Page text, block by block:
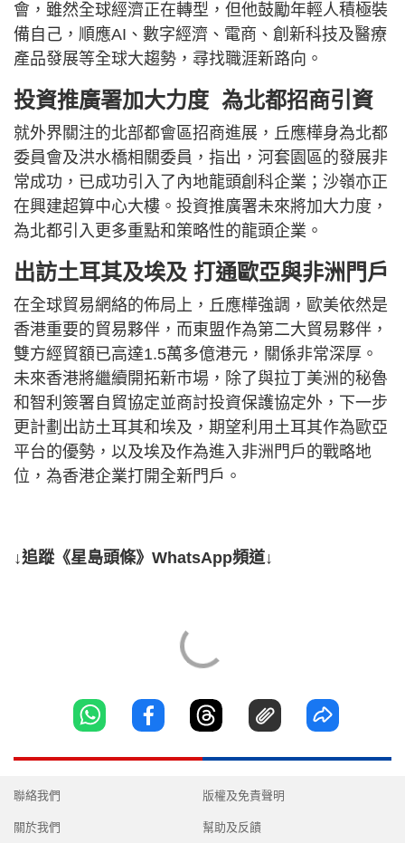
會，雖然全球經濟正在轉型，但他鼓勵年輕人積極裝
備自己，順應AI、數字經濟、電商、創新科技及醫療
產品發展等全球大趨勢，尋找職涯新路向。
投資推廣署加大力度 為北都招商引資
就外界關注的北部都會區招商進展，丘應樺身為北都
委員會及洪水橋相關委員，指出，河套園區的發展非
常成功，已成功引入了內地龍頭創科企業；沙嶺亦正
在興建超算中心大樓。投資推廣署未來將加大力度，
為北都引入更多重點和策略性的龍頭企業。
出訪土耳其及埃及 打通歐亞與非洲門戶
在全球貿易網絡的佈局上，丘應樺強調，歐美依然是
香港重要的貿易夥伴，而東盟作為第二大貿易夥伴，
雙方經貿額已高達1.5萬多億港元，關係非常深厚。
未來香港將繼續開拓新市場，除了與拉丁美洲的秘魯
和智利簽署自貿協定並商討投資保護協定外，下一步
更計劃出訪土耳其和埃及，期望利用土耳其作為歐亞
平台的優勢，以及埃及作為進入非洲門戶的戰略地
位，為香港企業打開全新門戶。
↓追蹤《星島頭條》WhatsApp頻道↓
聯絡我們
關於我們
版權及免責聲明
幫助及反饋